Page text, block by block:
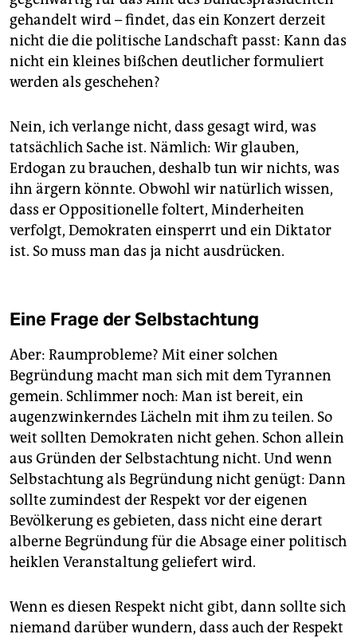
gehandelt wird – findet, das ein Konzert derzeit
nicht die die politische Landschaft passt: Kann das
nicht ein kleines bißchen deutlicher formuliert
werden als geschehen?
Nein, ich verlange nicht, dass gesagt wird, was
tatsächlich Sache ist. Nämlich: Wir glauben,
Erdogan zu brauchen, deshalb tun wir nichts, was
ihn ärgern könnte. Obwohl wir natürlich wissen,
dass er Oppositionelle foltert, Minderheiten
verfolgt, Demokraten einsperrt und ein Diktator
ist. So muss man das ja nicht ausdrücken.
Eine Frage der Selbstachtung
Aber: Raumprobleme? Mit einer solchen
Begründung macht man sich mit dem Tyrannen
gemein. Schlimmer noch: Man ist bereit, ein
augenzwinkerndes Lächeln mit ihm zu teilen. So
weit sollten Demokraten nicht gehen. Schon allein
aus Gründen der Selbstachtung nicht. Und wenn
Selbstachtung als Begründung nicht genügt: Dann
sollte zumindest der Respekt vor der eigenen
Bevölkerung es gebieten, dass nicht eine derart
alberne Begründung für die Absage einer politisch
heiklen Veranstaltung geliefert wird.
Wenn es diesen Respekt nicht gibt, dann sollte sich
niemand darüber wundern, dass auch der Respekt